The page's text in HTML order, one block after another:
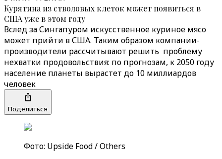
Курятина из стволовых клеток может появиться в
США уже в этом году
Вслед за Сингапуром искусственное куриное мясо
может прийти в США. Таким образом компании-
производители рассчитывают решить проблему
нехватки продовольствия: по прогнозам, к 2050 году
население планеты вырастет до 10 миллиардов
человек
Поделиться
Фото: Upside Food / Others